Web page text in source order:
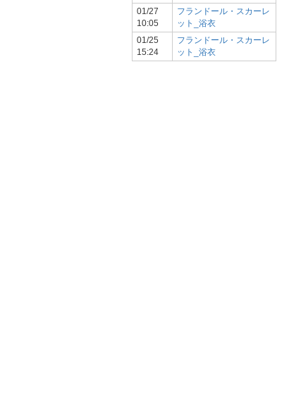
01/27
10:05
フランドール・スカーレ
ット_浴衣
01/25
15:24
フランドール・スカーレ
ット_浴衣